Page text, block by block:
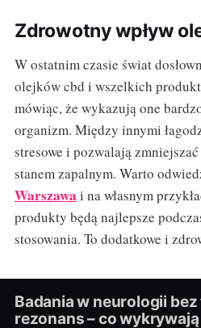
Zdrowotny wpływ
W ostatnim czasie świat
olejków cbd i wszelkich
mówiąc, że wykazują one
organizm. Między innymi
stresowe i pozwalają
stanem zapalnym. Warto
Warszawa i na własnym
produkty będą najlepsze
stosowania. To dodatkowe i
Badania w neurologii bez
rezonans – co